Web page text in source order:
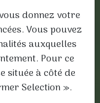
donnez votre
Vous pouvez
auxquelles
Pour ce
située à côté de
Selection ».